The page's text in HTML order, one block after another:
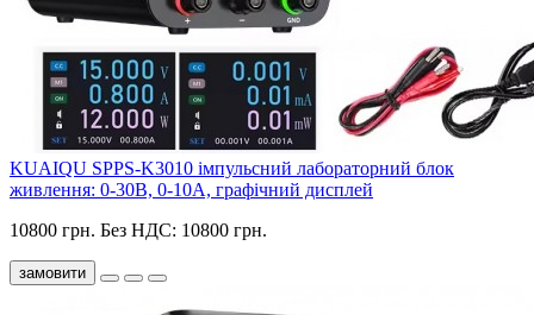
KUAIQU SPPS-K3010 імпульсний лабораторний блок
живлення: 0-30В, 0-10А, графічний дисплей
10800 грн. Без НДС: 10800 грн.
замовити